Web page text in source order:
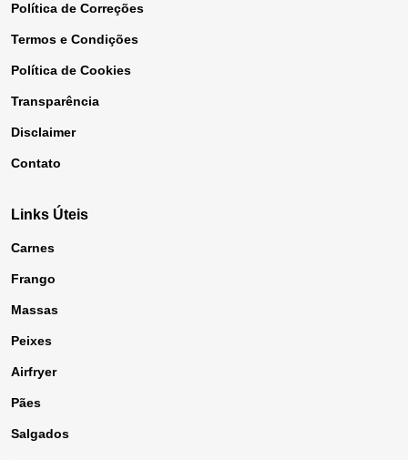
Política de Correções
Termos e Condições
Política de Cookies
Transparência
Disclaimer
Contato
Links Úteis
Carnes
Frango
Massas
Peixes
Airfryer
Pães
Salgados